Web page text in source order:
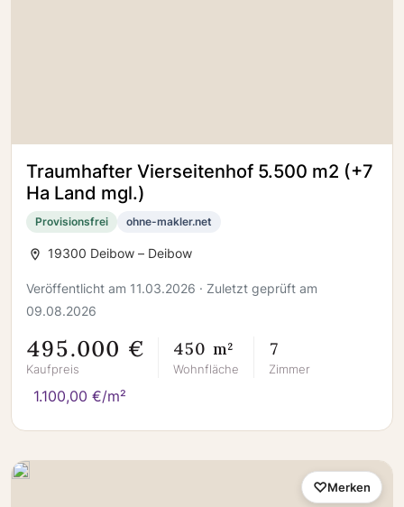
Traumhafter Vierseitenhof 5.500 m2 (+7
Ha Land mgl.)
Provisionsfrei ohne-makler.net
19300 Deibow – Deibow
Veröffentlicht am 11.03.2026 · Zuletzt geprüft am
09.08.2026
495.000 €
Kaufpreis
450 m²
Wohnfläche
7
Zimmer
1.100,00 €/m²
Merken